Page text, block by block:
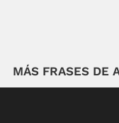
MÁS FRASES DE